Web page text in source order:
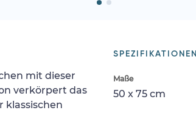
SPEZIFIKATIONEN
Maße
50 x 75 cm
mit dieser
verkörpert das
klassischen